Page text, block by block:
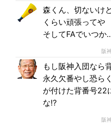
森くん、切ないけ
くらい頑張ってや
そしてFAでいつか
阪
もし阪神入団なら
永久欠番やし恐ら
が付けた背番号22
な⁉
阪